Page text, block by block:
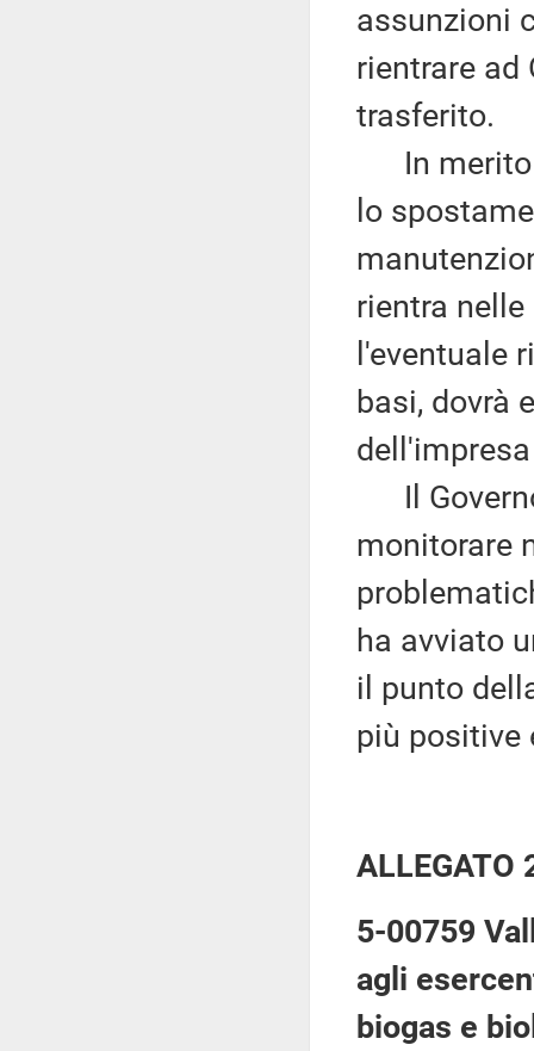
assunzioni
rientrare ad
trasferito.
In merito
lo
rientra
l'eventuale
basi, dovrà
Il
monitorare
ha avviato
il punto
più positive
ALLEGATO
5-00759
agli
biogas e